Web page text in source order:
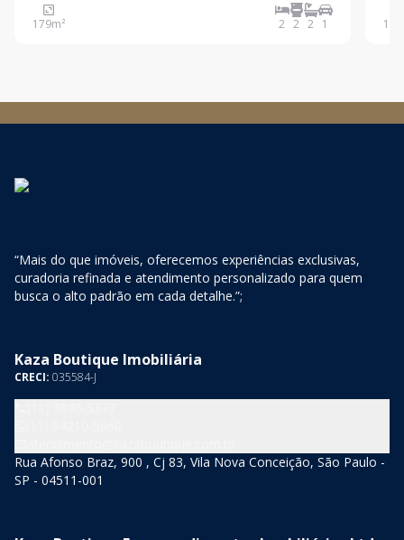
entrada de luz, além das opções Garden e cobertura,
com plantas difíceis de encontrar na região. O Uri
179m² 2 2 2 1
e
134
“Mais do que imóveis, oferecemos experiências exclusivas,
curadoria refinada e atendimento personalizado para quem
busca o alto padrão em cada detalhe.”;
Kaza Boutique Imobiliária
CRECI: 035584-J
Rua Afonso Braz, 900 , Cj 83, Vila Nova Conceição, São Paulo -
SP - 04511-001